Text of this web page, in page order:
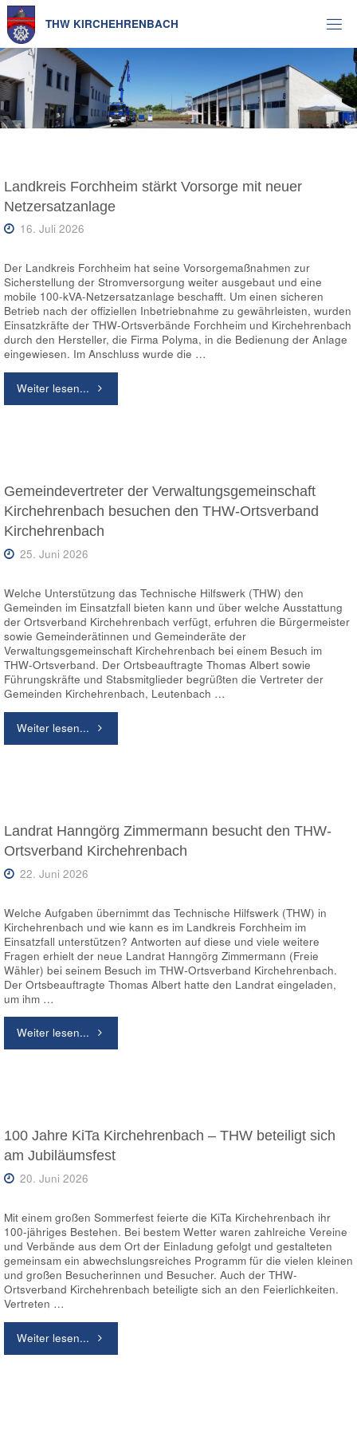
Zum
Inhalt
springen
THW KIRCHEHRENBACH
Landkreis Forchheim stärkt Vorsorge mit neuer
Netzersatzanlage
16. Juli 2026
Der Landkreis Forchheim hat seine Vorsorgemaßnahmen zur
Sicherstellung der Stromversorgung weiter ausgebaut und eine
mobile 100-kVA-Netzersatzanlage beschafft. Um einen sicheren
Betrieb nach der offiziellen Inbetriebnahme zu gewährleisten, wurden
Einsatzkräfte der THW-Ortsverbände Forchheim und Kirchehrenbach
durch den Hersteller, die Firma Polyma, in die Bedienung der Anlage
eingewiesen. Im Anschluss wurde die …
Weiter lesen..."Landkreis
Vorsorge
mit
Gemeindevertreter der Verwaltungsgemeinschaft
Kirchehrenbach besuchen den THW-Ortsverband
Kirchehrenbach
25. Juni 2026
Welche Unterstützung das Technische Hilfswerk (THW) den
Gemeinden im Einsatzfall bieten kann und über welche Ausstattung
der Ortsverband Kirchehrenbach verfügt, erfuhren die Bürgermeister
sowie Gemeinderätinnen und Gemeinderäte der
Verwaltungsgemeinschaft Kirchehrenbach bei einem Besuch im
THW-Ortsverband. Der Ortsbeauftragte Thomas Albert sowie
Führungskräfte und Stabsmitglieder begrüßten die Vertreter der
Gemeinden Kirchehrenbach, Leutenbach …
Weiter lesen... "Gemeindevertreter
Kirchehrenbach
besuchen
THW-
Ortsverband
Kirchehrenbach"
Landrat Hanngörg Zimmermann besucht den THW-
Ortsverband Kirchehrenbach
22. Juni 2026
Welche Aufgaben übernimmt das Technische Hilfswerk (THW) in
Kirchehrenbach und wie kann es im Landkreis Forchheim im
Einsatzfall unterstützen? Antworten auf diese und viele weitere
Fragen erhielt der neue Landrat Hanngörg Zimmermann (Freie
Wähler) bei seinem Besuch im THW-Ortsverband Kirchehrenbach.
Der Ortsbeauftragte Thomas Albert hatte den Landrat eingeladen,
um ihm …
Weiter lesen..."Landrat
besucht
den
Ortsverband
Kirchehrenbach"
100 Jahre KiTa Kirchehrenbach – THW beteiligt sich
am Jubiläumsfest
20. Juni 2026
Mit einem großen Sommerfest feierte die KiTa Kirchehrenbach ihr
100-jähriges Bestehen. Bei bestem Wetter waren zahlreiche Vereine
und Verbände aus dem Ort der Einladung gefolgt und gestalteten
gemeinsam ein abwechslungsreiches Programm für die vielen kleinen
und großen Besucherinnen und Besucher. Auch der THW-
Ortsverband Kirchehrenbach beteiligte sich an den Feierlichkeiten.
Vertreten …
Weiter lesen... "100